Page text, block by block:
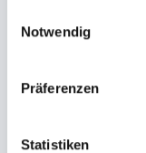
Notwendig
Präferenzen
Statistiken